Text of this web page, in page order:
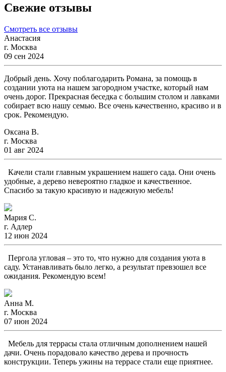
Свежие отзывы
Смотреть все отзывы
Анастасия
г. Москва
09 сен 2024
Добрый день. Хочу поблагодарить Романа, за помощь в
создании уюта на нашем загородном участке, который нам
очень дорог. Прекрасная беседка с большим столом и лавками
собирает всю нашу семью. Все очень качественно, красиво и в
срок. Рекомендую.
Оксана В.
г. Москва
01 авг 2024
Качели стали главным украшением нашего сада. Они очень
удобные, а дерево невероятно гладкое и качественное.
Спасибо за такую красивую и надежную мебель!
Мария С.
г. Адлер
12 июн 2024
Пергола угловая – это то, что нужно для создания уюта в
саду. Устанавливать было легко, а результат превзошел все
ожидания. Рекомендую всем!
Анна М.
г. Москва
07 июн 2024
Мебель для террасы стала отличным дополнением нашей
дачи. Очень порадовало качество дерева и прочность
конструкции. Теперь ужины на террасе стали еще приятнее.